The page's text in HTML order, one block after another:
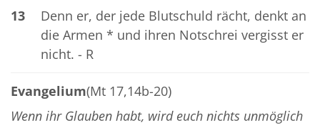
13
Denn er, der jede Blutschuld rächt, denkt an
die Armen * und ihren Notschrei vergisst er
nicht. - R
Evangelium(Mt 17,14b-20)
Wenn ihr Glauben habt, wird euch nichts unmöglich